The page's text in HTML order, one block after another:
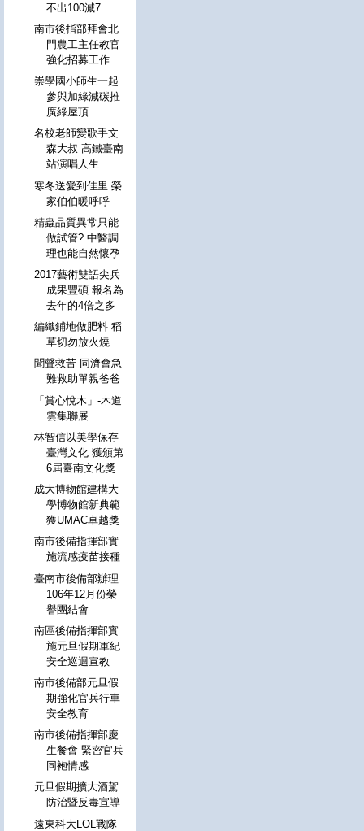
不出100減7
南市後指部拜會北
門農工主任教官
強化招募工作
崇學國小師生一起
參與加綠減碳推
廣綠屋頂
名校老師變歌手文
森大叔 高鐵臺南
站演唱人生
寒冬送愛到佳里 榮
家伯伯暖呼呼
精蟲品質異常只能
做試管? 中醫調
理也能自然懷孕
2017藝術雙語尖兵
成果豐碩 報名為
去年的4倍之多
編織鋪地做肥料 稻
草切勿放火燒
聞聲救苦 同濟會急
難救助單親爸爸
「賞心悅木」-木道
雲集聯展
林智信以美學保存
臺灣文化 獲頒第
6屆臺南文化獎
成大博物館建構大
學博物館新典範
獲UMAC卓越獎
南市後備指揮部實
施流感疫苗接種
臺南市後備部辦理
106年12月份榮
譽團結會
南區後備指揮部實
施元旦假期軍紀
安全巡迴宣教
南市後備部元旦假
期強化官兵行車
安全教育
南市後備指揮部慶
生餐會 緊密官兵
同袍情感
元旦假期擴大酒駕
防治暨反毒宣導
遠東科大LOL戰隊